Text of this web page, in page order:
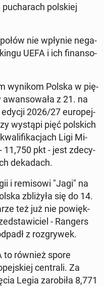
pol­skiej
nie wpłynie ne­ga­
UEFA i ich fi­nan­so­
wynikom Polska w pię­
z 21. na
edycji 2026/27 eu­ro­pej­
wystąpi pięć pol­skich
Ligi Mi­
11,750 pkt - jest zde­cy­
de­ka­dach.
i re­mi­so­wi "Jagi" na
zbli­ży­ła się do 14.
też już nie po­więk­
- Rangers
z roz­gry­wek.
to również spore
cen­tra­li. Za
Legia za­ro­bi­ła 8,771